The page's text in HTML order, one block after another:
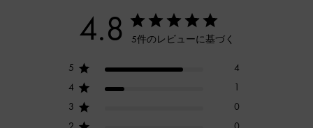
4.8 5件のレビューに基づく
5
4
4
1
3
0